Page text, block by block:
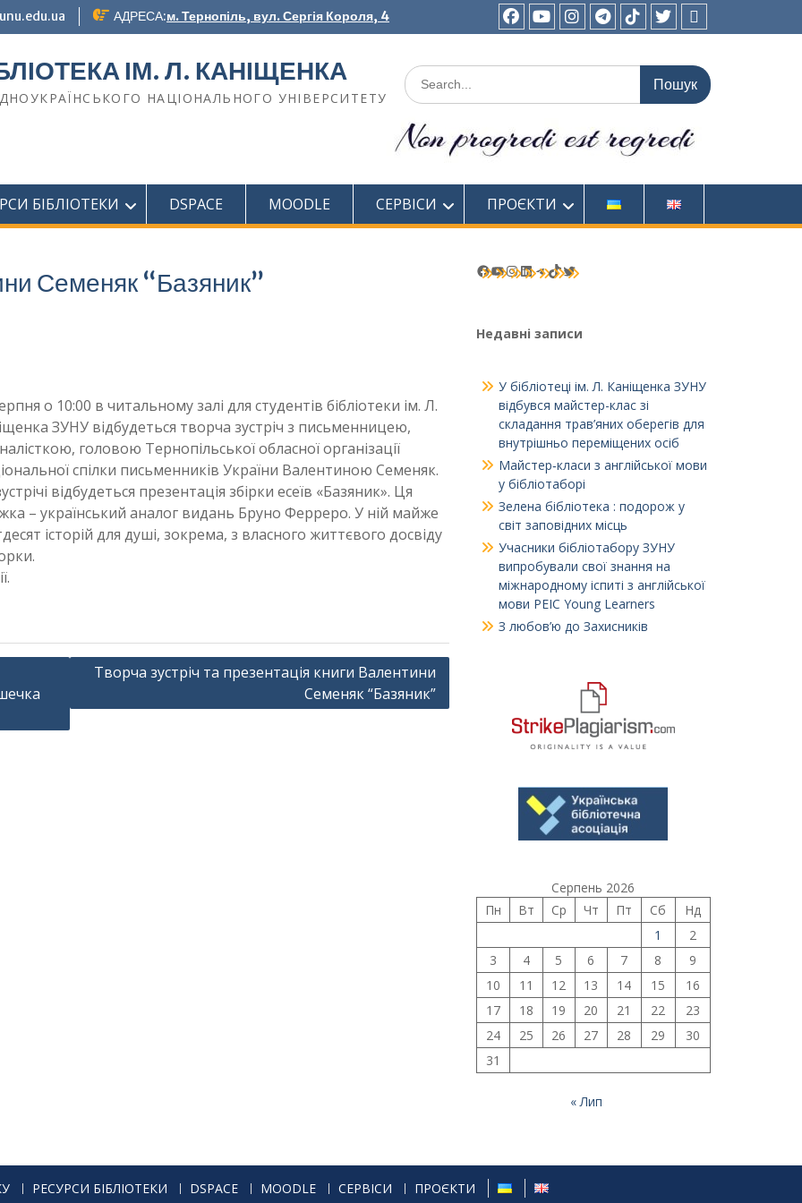
АДРЕСА:м. Тернопіль, вул. Сергія Короля, 4
FACEBOOK
YOUTUBEINSTAGRAM
TELEGRAM
TIK-TWITTERWIKIPEDIA
ІМ. Л. КАНІЩЕНКА
НАЦІОНАЛЬНОГО УНІВЕРСИТЕТУ
Шукати:
БІБЛІОТЕКИ DSPACE MOODLE СЕРВІСИ ПРОЄКТИ
Семеняк “Базяник”
о 10:00 в читальному залі для студентів бібліотеки ім. Л.
ЗУНУ відбудеться творча зустріч з письменницею,
головою Тернопільської обласної організації
спілки письменників України Валентиною Семеняк.
відбудеться презентація збірки есеїв «Базяник». Ця
– український аналог видань Бруно Ферреро. У ній майже
історій для душі, зокрема, з власного життєвого досвіду
Творча зустріч та презентація книги Валентини
Семеняк “Базяник”
Facebook
YouTube
Instagram
LinkedIn
Telegram
TikTok
Twitter
Недавні записи
У бібліотеці ім. Л. Каніщенка ЗУНУ
відбувся майстер-клас зі
складання трав’яних оберегів для
внутрішньо переміщених осіб
Майстер‑класи з англійської мови
у бібліотаборі
Зелена бібліотека : подорож у
світ заповідних місць
Учасники бібліотабору ЗУНУ
випробували свої знання на
міжнародному іспиті з англійської
мови PEIC Young Learners
З любов’ю до Захисників
Серпень 2026
Пн
Вт Ср Чт Пт Сб
Нд
1
2
3
4 5 6 7 8
9
10
11 12 13 14 15
16
17
18 19 20 21 22
23
24
25 26 27 28 29
30
31
« Лип
РЕСУРСИ БІБЛІОТЕКИ DSPACE MOODLE СЕРВІСИ ПРОЄКТИ